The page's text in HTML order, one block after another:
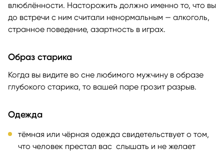
влюблённости. Насторожить должно именно то, что вы
до встречи с ним считали ненормальным — алкоголь,
странное поведение, азартность в играх.
Образ старика
Когда вы видите во сне любимого мужчину в образе
глубокого старика, то вашей паре грозит разрыв.
Одежда
тёмная или чёрная одежда свидетельствует о том,
что человек престал вас слышать и не желает